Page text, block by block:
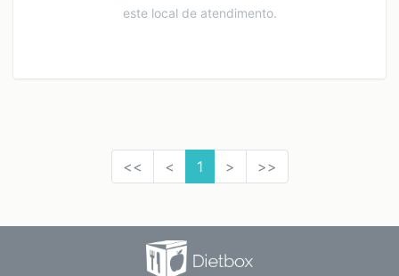
este local de atendimento.
<< < 1 > >>